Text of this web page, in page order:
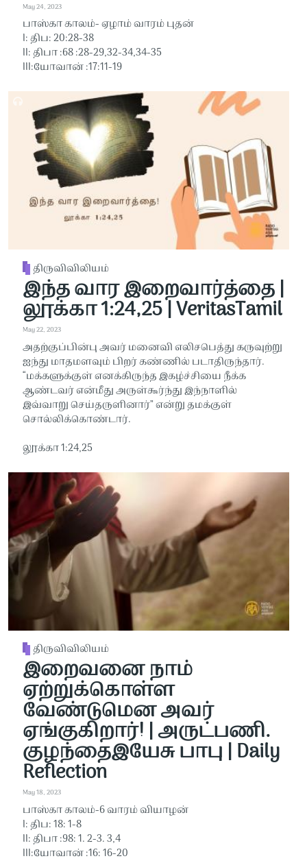
May 24, 2023
பாஸ்கா காலம்- ஏழாம் வாரம் புதன்
I: திப: 20:28-38
II: திபா :68 :28-29,32-34,34-35
III:யோவான் :17:11-19
திருவிவிலியம்
இந்த வார இறைவார்த்தை |
லூக்கா 1:24,25 | VeritasTamil
May 22, 2023
அதற்குப்பின்பு அவர் மனைவி எலிசபெத்து கருவுற்று
ஐந்து மாதமளவும் பிறர் கண்ணில் படாதிருந்தார்.
“மக்களுக்குள் எனக்கிருந்த இகழ்ச்சியை நீக்க
ஆண்டவர் என்மீது அருள்கூர்ந்து இந்நாளில்
இவ்வாறு செய்தருளினார்” என்று தமக்குள்
சொல்லிக்கொண்டார்.
லூக்கா 1:24,25
திருவிவிலியம்
இறைவனை நாம்
ஏற்றுக்கொள்ள
வேண்டுமென அவர்
ஏங்குகிறார்! | அருட்பணி.
குழந்தைஇயேசு பாபு | Daily
Reflection
May 18, 2023
பாஸ்கா காலம்-6 வாரம் வியாழன்
I: திப: 18: 1-8
II: திபா :98: 1. 2-3. 3,4
III:யோவான் :16: 16-20